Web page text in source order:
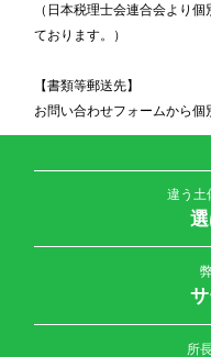
（日本税理士会連合会より
ております。）
【書類等郵送先】
お問い合わせフォームから個
違う土
所